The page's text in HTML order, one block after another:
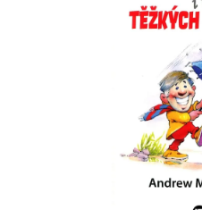
hvězdiček.